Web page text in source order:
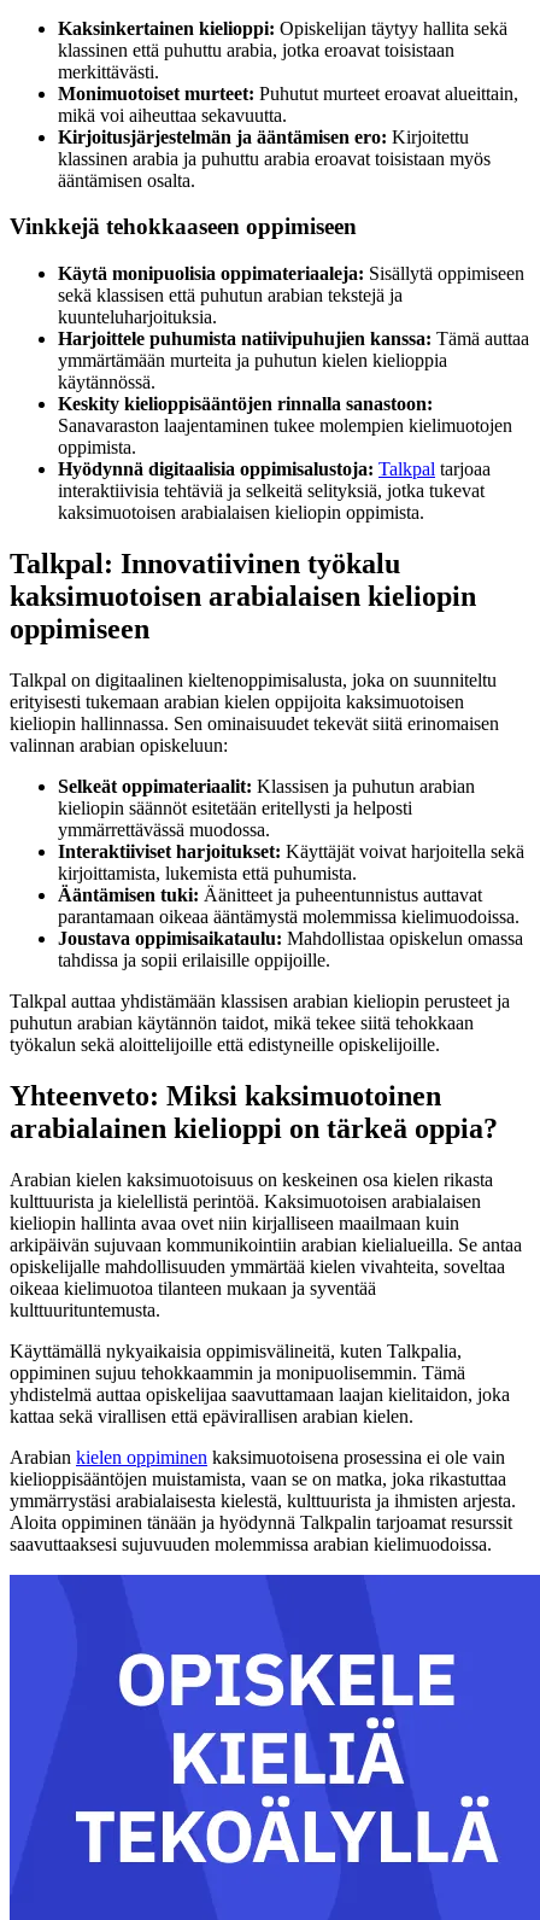
Kaksinkertainen kielioppi: Opiskelijan täytyy hallita sekä
klassinen että puhuttu arabia, jotka eroavat toisistaan
merkittävästi.
Monimuotoiset murteet: Puhutut murteet eroavat alueittain,
mikä voi aiheuttaa sekavuutta.
Kirjoitusjärjestelmän ja ääntämisen ero: Kirjoitettu
klassinen arabia ja puhuttu arabia eroavat toisistaan myös
ääntämisen osalta.
Vinkkejä tehokkaaseen oppimiseen
Käytä monipuolisia oppimateriaaleja: Sisällytä oppimiseen
sekä klassisen että puhutun arabian tekstejä ja
kuunteluharjoituksia.
Harjoittele puhumista natiivipuhujien kanssa: Tämä auttaa
ymmärtämään murteita ja puhutun kielen kielioppia
käytännössä.
Keskity kielioppisääntöjen rinnalla sanastoon:
Sanavaraston laajentaminen tukee molempien kielimuotojen
oppimista.
Hyödynnä digitaalisia oppimisalustoja: Talkpal tarjoaa
interaktiivisia tehtäviä ja selkeitä selityksiä, jotka tukevat
kaksimuotoisen arabialaisen kieliopin oppimista.
Talkpal: Innovatiivinen työkalu
kaksimuotoisen arabialaisen kieliopin
oppimiseen
Talkpal on digitaalinen kieltenoppimisalusta, joka on suunniteltu
erityisesti tukemaan arabian kielen oppijoita kaksimuotoisen
kieliopin hallinnassa. Sen ominaisuudet tekevät siitä erinomaisen
valinnan arabian opiskeluun:
Selkeät oppimateriaalit: Klassisen ja puhutun arabian
kieliopin säännöt esitetään eritellysti ja helposti
ymmärrettävässä muodossa.
Interaktiiviset harjoitukset: Käyttäjät voivat harjoitella sekä
kirjoittamista, lukemista että puhumista.
Ääntämisen tuki: Äänitteet ja puheentunnistus auttavat
parantamaan oikeaa ääntämystä molemmissa kielimuodoissa.
Joustava oppimisaikataulu: Mahdollistaa opiskelun omassa
tahdissa ja sopii erilaisille oppijoille.
Talkpal auttaa yhdistämään klassisen arabian kieliopin perusteet ja
puhutun arabian käytännön taidot, mikä tekee siitä tehokkaan
työkalun sekä aloittelijoille että edistyneille opiskelijoille.
Yhteenveto: Miksi kaksimuotoinen
arabialainen kielioppi on tärkeä oppia?
Arabian kielen kaksimuotoisuus on keskeinen osa kielen rikasta
kulttuurista ja kielellistä perintöä. Kaksimuotoisen arabialaisen
kieliopin hallinta avaa ovet niin kirjalliseen maailmaan kuin
arkipäivän sujuvaan kommunikointiin arabian kielialueilla. Se antaa
opiskelijalle mahdollisuuden ymmärtää kielen vivahteita, soveltaa
oikeaa kielimuotoa tilanteen mukaan ja syventää
kulttuurituntemusta.
Käyttämällä nykyaikaisia oppimisvälineitä, kuten Talkpalia,
oppiminen sujuu tehokkaammin ja monipuolisemmin. Tämä
yhdistelmä auttaa opiskelijaa saavuttamaan laajan kielitaidon, joka
kattaa sekä virallisen että epävirallisen arabian kielen.
Arabian kielen oppiminen kaksimuotoisena prosessina ei ole vain
kielioppisääntöjen muistamista, vaan se on matka, joka rikastuttaa
ymmärrystäsi arabialaisesta kielestä, kulttuurista ja ihmisten arjesta.
Aloita oppiminen tänään ja hyödynnä Talkpalin tarjoamat resurssit
saavuttaaksesi sujuvuuden molemmissa arabian kielimuodoissa.